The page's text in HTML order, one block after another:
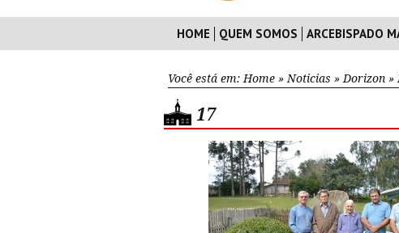
HOME QUEM SOMOS ARCEBISPADO
Você está em: Home » Noticias » Dorizon »
17